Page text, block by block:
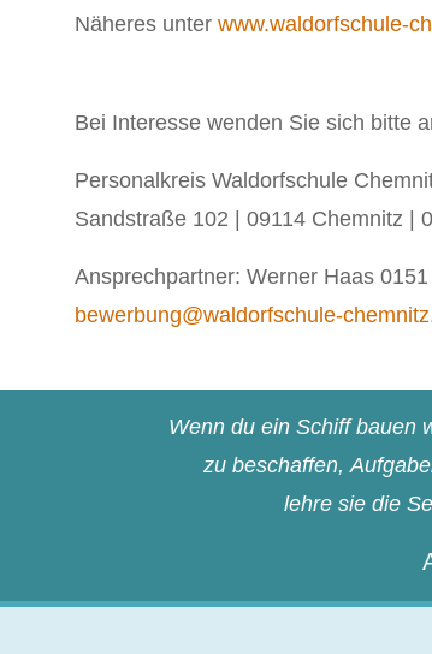
Näheres unter www.waldorfschule-
Bei Interesse wenden Sie sich bitte
Personalkreis Waldorfschule
Sandstraße 102 | 09114 Chemnitz |
Ansprechpartner: Werner Haas
bewerbung@waldorfschule-
Wenn du ein Schiff bauen
zu beschaffen,
lehre sie die